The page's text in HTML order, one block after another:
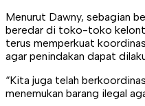
Menurut Dawny, sebagian
beredar di toko-toko
terus memperkuat
agar penindakan dapat
“Kita juga telah
menemukan barang ilegal